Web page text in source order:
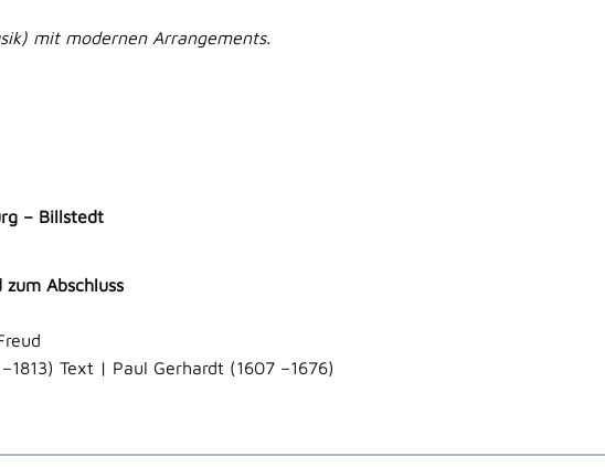
mit modernen Arrangements.
– Billstedt
zum Abschluss
Text | Paul Gerhardt (1607 –1676)